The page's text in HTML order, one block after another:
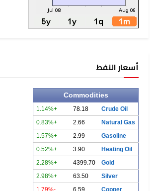
أسعار النفط
Commodities
Crude Oil
78.18
+1.14%
Natural Gas
2.66
+0.83%
Gasoline
2.99
+1.57%
Heating Oil
3.90
+0.52%
Gold
4399.70
+2.28%
Silver
63.50
+2.98%